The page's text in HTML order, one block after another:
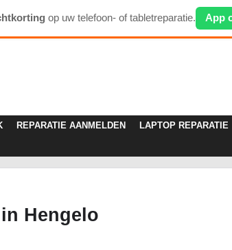
op uw telefoon- of tabletreparatie. App
REPARATIE AANMELDEN LAPTOP REPARATIE
Hengelo